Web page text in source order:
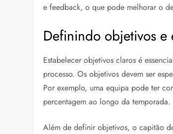
e feedback, o que pode melhorar o
Definindo objetivos e
Estabelecer objetivos claros é
processo. Os objetivos devem ser
Por exemplo, uma equipa pode ter
percentagem ao longo da temporada.
Além de definir objetivos, o capitão